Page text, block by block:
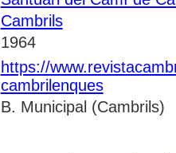
Cambrils
1964
https://
cambrilenques
B. Municipal (Cambrils)